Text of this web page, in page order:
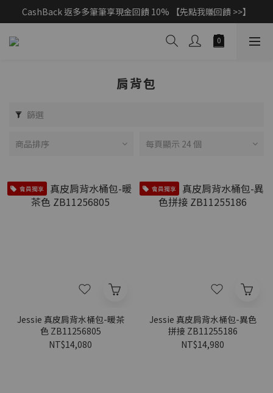
父親節獻禮｜加入/登入會員，新品享88折 >>
父親節獻禮｜加入/登入會員，新品享88折 >>
肩背包
篩選
商品排序 每頁顯示 24 個
會員獨享
Jessie 真皮肩背水桶包-暖茶
色 ZB11256805
NT$14,080
會員獨享
Jessie 真皮肩背水桶包-異色
拼接 ZB11255186
NT$14,980